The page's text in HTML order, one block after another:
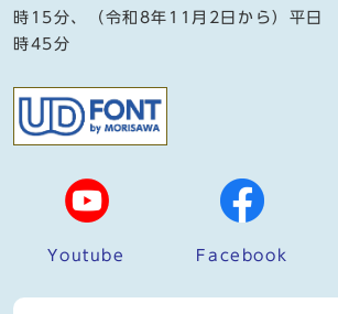
時15分、（令和8年11月2日から）平
時45分
Youtube Facebook